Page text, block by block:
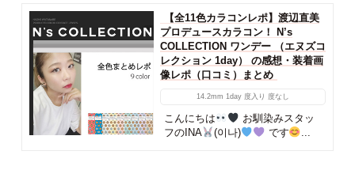
【全11色カラコンレポ】渡辺直美
プロデュースカラコン！ N’s
COLLECTION ワンデー （エヌズコ
レクション 1day） の感想・装着画
像レポ（口コミ）まとめ
14.2mm 1day 度入り 度なし
こんにちは
お馴染みスタッ
フのINA
(이나) です ...